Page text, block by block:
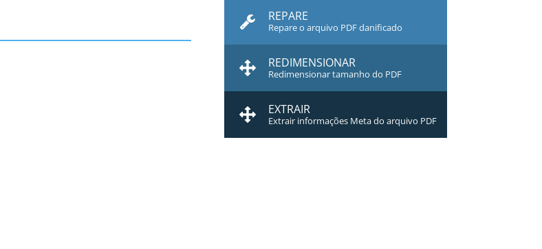
REPARE
Repare o arquivo PDF danificado
REDIMENSIONAR
Redimensionar tamanho do PDF
EXTRAIR
Extrair informações Meta do arquivo PDF